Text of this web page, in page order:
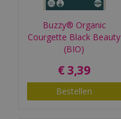
Buzzy® Organic
Courgette Black Beauty
(BIO)
€ 3,39
Bestellen